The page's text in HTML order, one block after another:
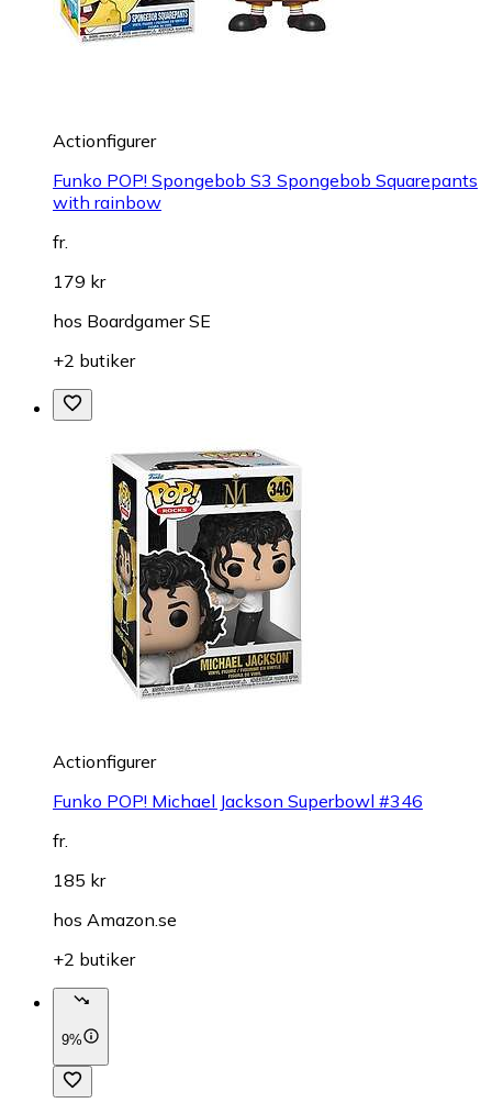
Actionfigurer
Funko POP! Spongebob S3 Spongebob Squarepants
with rainbow
fr.
179 kr
hos Boardgamer SE
+2 butiker
Actionfigurer
Funko POP! Michael Jackson Superbowl #346
fr.
185 kr
hos Amazon.se
+2 butiker
9%